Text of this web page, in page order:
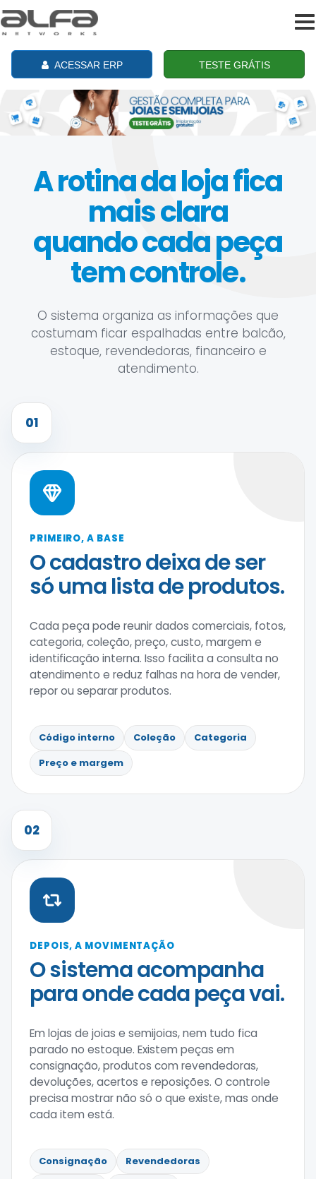
ACESSAR ERP TESTE GRÁTIS
A rotina da loja fica
mais clara
quando cada peça
tem controle.
O sistema organiza as informações que
costumam ficar espalhadas entre balcão,
estoque, revendedoras, financeiro e
atendimento.
01
PRIMEIRO, A BASE
O cadastro deixa de ser
só uma lista de produtos.
Cada peça pode reunir dados comerciais, fotos,
categoria, coleção, preço, custo, margem e
identificação interna. Isso facilita a consulta no
atendimento e reduz falhas na hora de vender,
repor ou separar produtos.
Código interno Coleção
Categoria
Preço e margem
02
DEPOIS, A MOVIMENTAÇÃO
O sistema acompanha
para onde cada peça vai.
Em lojas de joias e semijoias, nem tudo fica
parado no estoque. Existem peças em
consignação, produtos com revendedoras,
devoluções, acertos e reposições. O controle
precisa mostrar não só o que existe, mas onde
cada item está.
Consignação
Revendedoras